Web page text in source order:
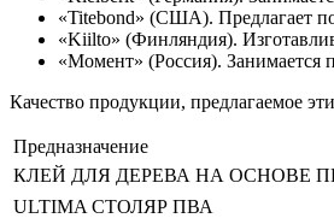
«Titebond» (США). Предлагает
«Kiilto» (Финляндия).
«Момент» (Россия). Занимается
Качество продукции, предлагаемое
Предназначение
КЛЕЙ ДЛЯ ДЕРЕВА НА ОСНОВЕ
ULTIMA СТОЛЯР ПВА